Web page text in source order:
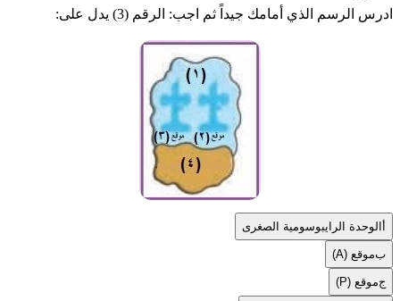
ادرس الرسم الذي أمامك جيداً ثم اجب: الرقم (3) يدل على:
الوحدة الرايبوسومية الصغرى
بموقع (A)
جموقع (P)